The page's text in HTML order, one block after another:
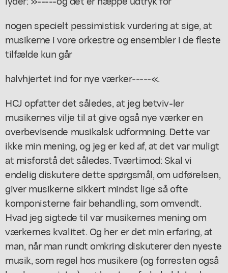
nogen specielt pessimistisk vurdering at sige, at
musikerne i vore orkestre og ensembler i de fleste
tilfælde kun går
halvhjertet ind for nye værker-----«.
HCJ opfatter det således, at jeg betviv-ler
musikernes vilje til at give også nye værker en
overbevisende musikalsk udformning. Dette var
ikke min mening, og jeg er ked af, at det var muligt
at misforstå det således. Tværtimod: Skal vi
endelig diskutere dette spørgsmål, om udførelsen,
giver musikerne sikkert mindst lige så ofte
komponisterne fair behandling, som omvendt.
Hvad jeg sigtede til var musikernes mening om
værkernes kvalitet. Og her er det min erfaring, at
man, når man rundt omkring diskuterer den nyeste
musik, som regel hos musikere (og forresten også